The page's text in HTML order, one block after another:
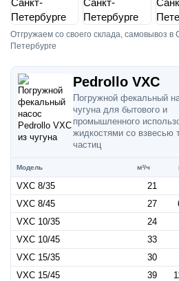
Отгружаем со своего склада, самовывоз в
Петербурге
Pedrollo VXC
Погружной фекальный
чугуна для бытового и
промышленного
жидкостями со взвесью
частиц
Модель м³/ч
VXC 8/35 21
VXC 8/45
27
VXC 10/35
24
VXC 10/45
33
VXC 15/35
30
VXC 15/45
39